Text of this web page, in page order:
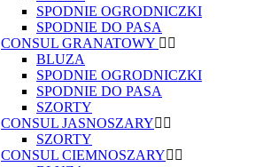
SPODNIE OGRODNICZKI
SPODNIE DO PASA
CONSUL GRANATOWY
BLUZA
SPODNIE OGRODNICZKI
SPODNIE DO PASA
SZORTY
CONSUL JASNOSZARY
SZORTY
CONSUL CIEMNOSZARY